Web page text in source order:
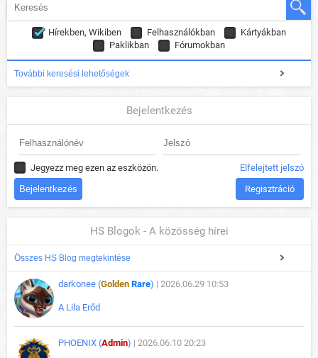
Hírekben, Wikiben Felhasználókban
Kártyákban
Paklikban
Fórumokban
További keresési lehetőségek
Bejelentkezés
Jegyezz meg ezen az eszközön. Elfelejtett jelszó
Regisztráció
HS Blogok - A közösség hírei
Összes HS Blog megtekintése
darkonee (Golden Rare) | 2026.06.29 10:53
A Lila Erőd
PHOENIX (Admin) | 2026.06.10 20:23